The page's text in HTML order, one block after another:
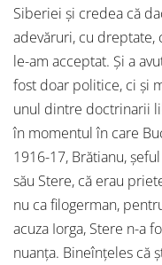
Siberiei şi credea că
adevăruri, cu dreptate,
le-am acceptat. Şi a
fost doar politice, ci şi
unul dintre doctrinarii
în momentul în care
1916-17, Brătianu,
său Stere, că erau
nu ca filogerman,
acuza Iorga, Stere n-a
nuanţa. Bineînţeles că